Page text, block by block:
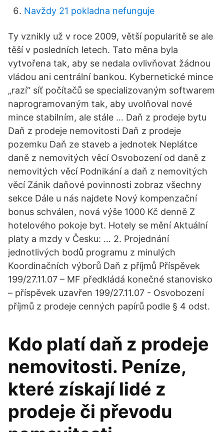
Navždy 21 pokladna nefunguje
Ty vznikly už v roce 2009, větší popularitě se ale
těší v posledních letech. Tato měna byla
vytvořena tak, aby se nedala ovlivňovat žádnou
vládou ani centrální bankou. Kybernetické mince
„razí“ síť počítačů se specializovaným softwarem
naprogramovaným tak, aby uvolňoval nové
mince stabilním, ale stále … Daň z prodeje bytu
Daň z prodeje nemovitosti Daň z prodeje
pozemku Daň ze staveb a jednotek Neplátce
daně z nemovitých věcí Osvobození od daně z
nemovitých věcí Podnikání a daň z nemovitých
věcí Zánik daňové povinnosti zobraz všechny
sekce Dále u nás najdete Nový kompenzační
bonus schválen, nová výše 1000 Kč denně Z
hotelového pokoje byt. Hotely se mění Aktuální
platy a mzdy v Česku: … 2. Projednání
jednotlivých bodů programu z minulých
Koordinačních výborů Daň z příjmů Příspěvek
199/27.11.07 – MF předkládá konečné stanovisko
– příspěvek uzavřen 199/27.11.07 - Osvobození
příjmů z prodeje cenných papírů podle § 4 odst.
Kdo platí daň z prodeje
nemovitosti. Peníze,
které získají lidé z
prodeje či převodu